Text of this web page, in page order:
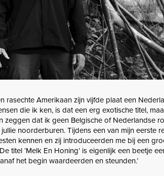
rasechte Amerikaan zijn vijfde plaat een
die ik ken, is dat een erg exotische titel,
zeggen dat ik geen Belgische of Nederlandse
noorderburen. Tijdens een van mijn eerste
kennen en zij introduceerden me bij een
titel ‘Melk En Honing’ is eigenlijk een beetje
het begin waardeerden en steunden.’